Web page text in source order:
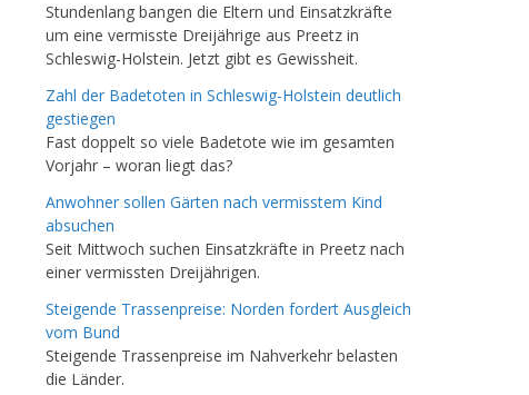
Stundenlang bangen die Eltern und Einsatzkräfte
um eine vermisste Dreijährige aus Preetz in
Schleswig-Holstein. Jetzt gibt es Gewissheit.
Zahl der Badetoten in Schleswig-Holstein deutlich
gestiegen
Fast doppelt so viele Badetote wie im gesamten
Vorjahr – woran liegt das?
Anwohner sollen Gärten nach vermisstem Kind
absuchen
Seit Mittwoch suchen Einsatzkräfte in Preetz nach
einer vermissten Dreijährigen.
Steigende Trassenpreise: Norden fordert Ausgleich
vom Bund
Steigende Trassenpreise im Nahverkehr belasten
die Länder.